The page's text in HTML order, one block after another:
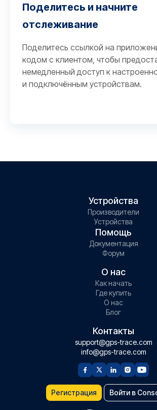
Поделитесь и начните
отслеживание
Поделитесь ссылкой на
кодом с клиентом, чтобы
немедленный доступ к
и подключённым устройствам.
Устройства
Производители
Устройства
Помощь
Документация
Форум
О нас
Как начать
Где купить
О нас
Блог
Контакты
support@gps-trace.com
info@gps-trace.com
Регистрация Войти в